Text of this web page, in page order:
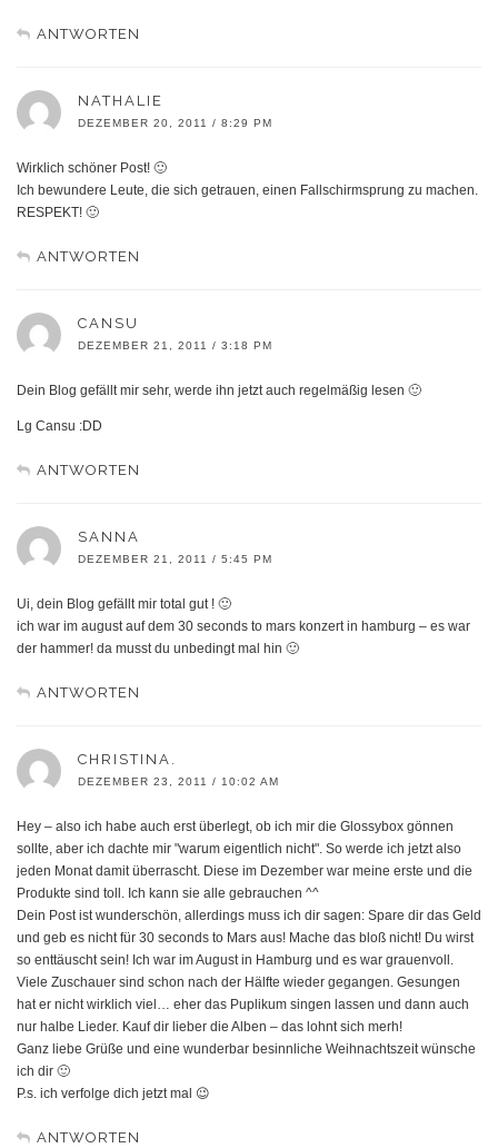
ANTWORTEN
NATHALIE
DEZEMBER 20, 2011 / 8:29 PM
Wirklich schöner Post! 🙂
Ich bewundere Leute, die sich getrauen, einen Fallschirmsprung zu machen.
RESPEKT! 🙂
ANTWORTEN
CANSU
DEZEMBER 21, 2011 / 3:18 PM
Dein Blog gefällt mir sehr, werde ihn jetzt auch regelmäßig lesen 🙂
Lg Cansu :DD
ANTWORTEN
SANNA
DEZEMBER 21, 2011 / 5:45 PM
Ui, dein Blog gefällt mir total gut ! 🙂
ich war im august auf dem 30 seconds to mars konzert in hamburg – es war
der hammer! da musst du unbedingt mal hin 🙂
ANTWORTEN
CHRISTINA.
DEZEMBER 23, 2011 / 10:02 AM
Hey – also ich habe auch erst überlegt, ob ich mir die Glossybox gönnen
sollte, aber ich dachte mir "warum eigentlich nicht". So werde ich jetzt also
jeden Monat damit überrascht. Diese im Dezember war meine erste und die
Produkte sind toll. Ich kann sie alle gebrauchen ^^
Dein Post ist wunderschön, allerdings muss ich dir sagen: Spare dir das Geld
und geb es nicht für 30 seconds to Mars aus! Mache das bloß nicht! Du wirst
so enttäuscht sein! Ich war im August in Hamburg und es war grauenvoll.
Viele Zuschauer sind schon nach der Hälfte wieder gegangen. Gesungen
hat er nicht wirklich viel… eher das Puplikum singen lassen und dann auch
nur halbe Lieder. Kauf dir lieber die Alben – das lohnt sich merh!
Ganz liebe Grüße und eine wunderbar besinnliche Weihnachtszeit wünsche
ich dir 🙂
P.s. ich verfolge dich jetzt mal 😉
ANTWORTEN